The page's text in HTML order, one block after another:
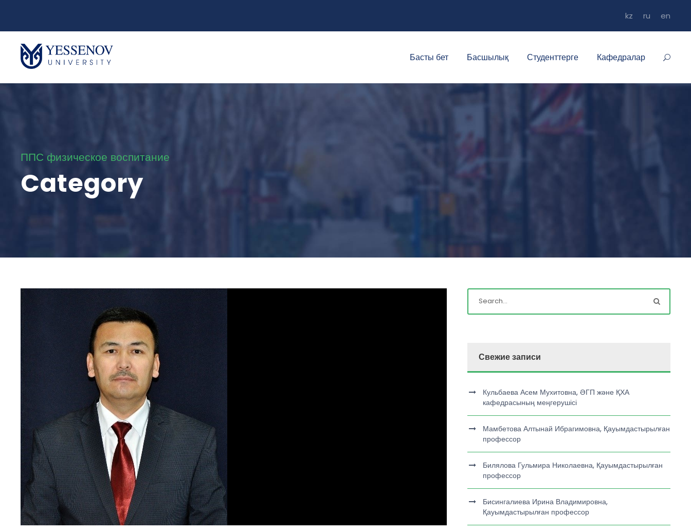
kz ru en
Басты бет Басшылық Студенттерге Кафедралар
ППС физическое воспитание
Category
Свежие записи
Кульбаева Асем Мухитовна, ӘГП және ҚХА
кафедрасының меңгерушісі
Мамбетова Алтынай Ибрагимовна, Қауымдастырылған
профессор
Билялова Гульмира Николаевна, Қауымдастырылған
профессор
Бисингалиева Ирина Владимировна,
Қауымдастырылған профессор